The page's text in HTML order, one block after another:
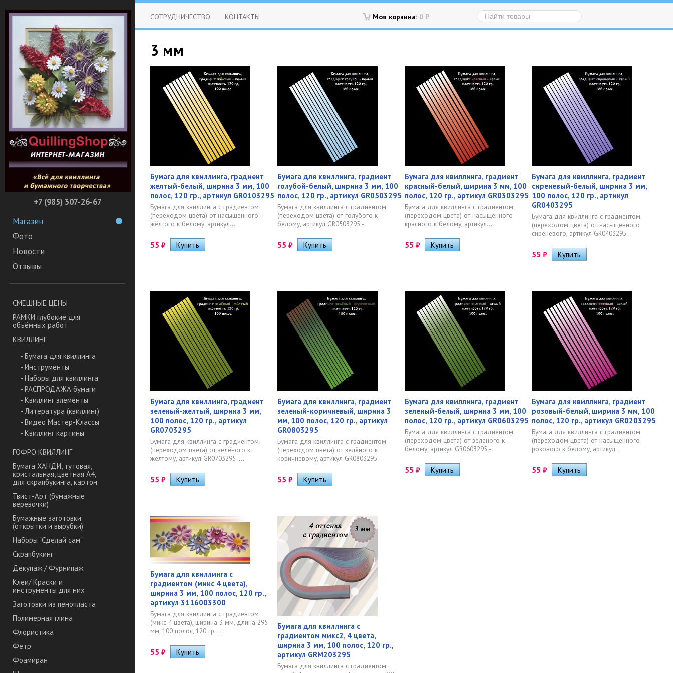
+7 (985) 307-26-67
Магазин
Фото
Новости
Отзывы
СМЕШНЫЕ ЦЕНЫ
РАМКИ глубокие для
объёмных работ
КВИЛЛИНГ
- Бумага для квиллинга
- Инструменты
- Наборы для квиллинга
- РАСПРОДАЖА бумаги
- Квиллинг элементы
- Литература (квиллинг)
- Видео Мастер-Классы
- Квиллинг картины
ГОФРО КВИЛЛИНГ
Бумага ХАНДИ, тутовая,
кристальная, цветная А4,
для скрапбукинга, картон
Твист-Арт (бумажные
веревочки)
Бумажные заготовки
(открытки и вырубки)
Наборы "Сделай сам"
Скрапбукинг
Декупаж / Фурнипаж
Клеи/ Краски и
инструменты для них
Заготовки из пенопласта
Полимерная глина
Флористика
Фетр
Фоамиран
Моя корзина: 0 ₽
СОТРУДНИЧЕСТВО КОНТАКТЫ
3 мм
Бумага для квиллинга, градиент
желтый-белый, ширина 3 мм, 100
полос, 120 гр., артикул GR0103295
Бумага для квиллинга с градиентом
(переходом цвета) от насыщенного
жёлтого к белому, артикул...
55 ₽
Бумага для квиллинга, градиент
голубой-белый, ширина 3 мм, 100
полос, 120 гр., артикул GR0503295
Бумага для квиллинга с градиентом
(переходом цвета) от голубого к
белому, артикул GR0503295 -...
55 ₽
Бумага для квиллинга, градиент
красный-белый, ширина 3 мм, 100
полос, 120 гр., артикул GR0303295
Бумага для квиллинга с градиентом
(переходом цвета) от насыщенного
красного к белому, артикул...
55 ₽
Бумага для квиллинга, градиент
сиреневый-белый, ширина 3 мм,
100 полос, 120 гр., артикул
GR0403295
Бумага для квиллинга с градиентом
(переходом цвета) от насыщенного
сиреневого, артикул GR0403295...
55 ₽
Бумага для квиллинга, градиент
зеленый-желтый, ширина 3 мм,
100 полос, 120 гр., артикул
GR0703295
Бумага для квиллинга с градиентом
(переходом цвета) от зелёного к
жёлтому, артикул GR0703295 -...
55 ₽
Бумага для квиллинга, градиент
зеленый-коричневый, ширина 3
мм, 100 полос, 120 гр., артикул
GR0803295
Бумага для квиллинга с градиентом
(переходом цвета) от зелёного к
коричневому, артикул GR0803295...
55 ₽
Бумага для квиллинга, градиент
зеленый-белый, ширина 3 мм, 100
полос, 120 гр., артикул GR0603295
Бумага для квиллинга с градиентом
(переходом цвета) от зелёного к
белому, артикул GR0603295 -...
55 ₽
Бумага для квиллинга, градиент
розовый-белый, ширина 3 мм, 100
полос, 120 гр., артикул GR0203295
Бумага для квиллинга с градиентом
(переходом цвета) от насыщенного
розового к белому, артикул...
55 ₽
Бумага для квиллинга с
градиентом (микс 4 цвета),
ширина 3 мм, 100 полос, 120 гр.,
артикул 3116003300
Бумага для квиллинга с градиентом
(микс 4 цвета), ширина 3 мм, длина 295
мм, 100 полос, 120 гр....
55 ₽
Бумага для квиллинга с
градиентом микс2, 4 цвета,
ширина 3 мм, 100 полос, 120 гр.,
артикул GRM203295
Бумага для квиллинга с градиентом